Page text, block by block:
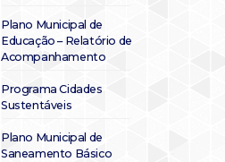
Plano Municipal de
Educação – Relatório de
Acompanhamento
Programa Cidades
Sustentáveis
Plano Municipal de
Saneamento Básico